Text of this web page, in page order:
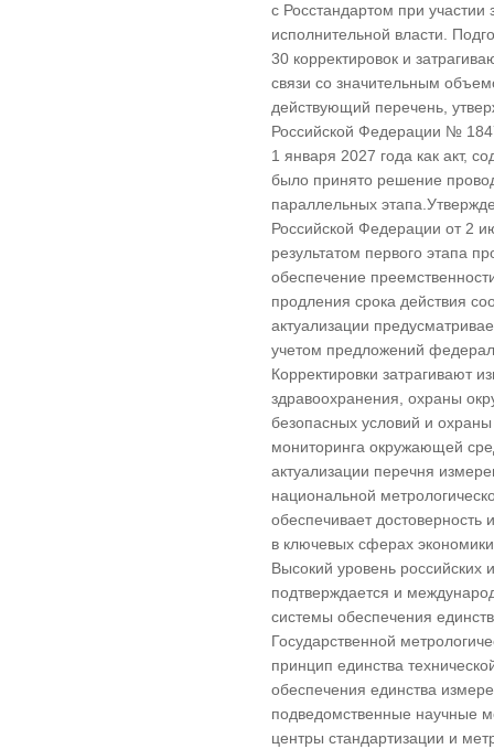
с Росстандартом при
исполнительной власти.
30 корректировок и
связи со значительным
действующий перечень,
Российской Федерации №
1 января 2027 года как акт,
было принято решение
параллельных
Российской Федерации от 2
результатом первого этапа
обеспечение
продления срока действия
актуализации
учетом предложений
Корректировки затрагивают
здравоохранения, охраны
безопасных условий и
мониторинга окружающей
актуализации перечня
национальной
обеспечивает достоверность
в ключевых сферах
Высокий уровень российских
подтверждается и
системы обеспечения
Государственной
принцип единства
обеспечения единства
подведомственные научные
центры стандартизации и